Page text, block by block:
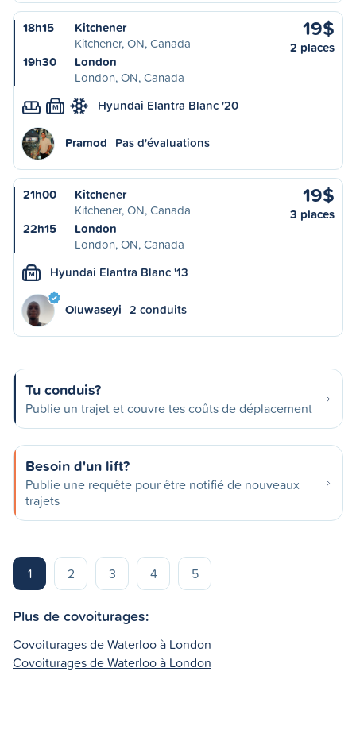
18h15
Kitchener
Kitchener, ON, Canada
19h30
London
London, ON, Canada
19$
2 places
M Hyundai Elantra Blanc '20
Pramod Pas d'évaluations
21h00
Kitchener
Kitchener, ON, Canada
22h15
London
London, ON, Canada
19$
3 places
M Hyundai Elantra Blanc '13
Oluwaseyi 2 conduits
Tu conduis?
Publie un trajet et couvre tes coûts de déplacement
Besoin d'un lift?
Publie une requête pour être notifié de nouveaux
trajets
1 2 3 4 5
Plus de covoiturages:
Covoiturages de Waterloo à London
Covoiturages de Waterloo à London